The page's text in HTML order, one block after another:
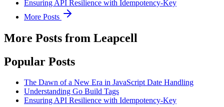
Ensuring API Resilience with Idempotency-Key
More Posts
More Posts from Leapcell
Popular Posts
The Dawn of a New Era in JavaScript Date Handling
Understanding Go Build Tags
Ensuring API Resilience with Idempotency-Key